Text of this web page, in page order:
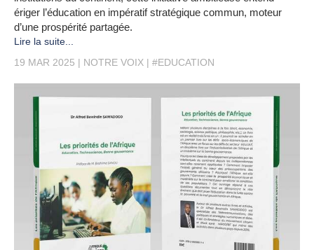
ériger l’éducation en impératif stratégique commun, moteur
d’une prospérité partagée.
Lire la suite...
19 MAR 2025
NOTRE VOIX #EDUCATION